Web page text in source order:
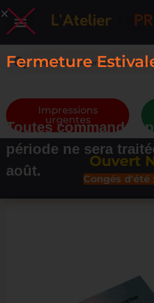
Impressions
urgentes
Ouvert
Congés d'été :
Fermeture
Toutes commandes
période ne sera
août.